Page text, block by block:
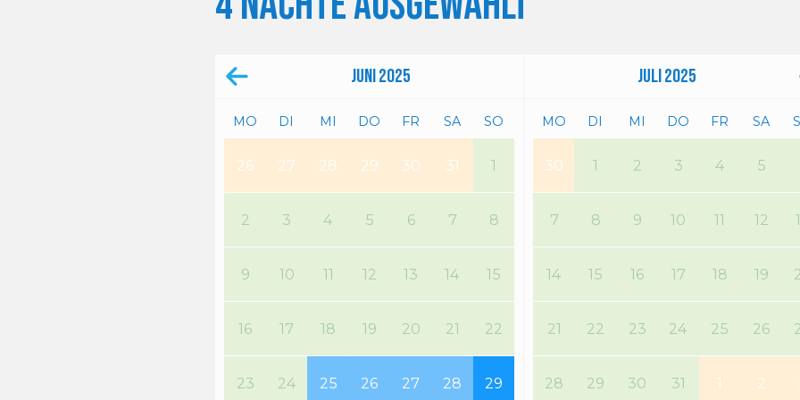
Juni2025
MO DI MI DO FR SA SO
26 27 28 29 30 31 1
2 3 4 5 6 7 8
9 10 11 12 13 14 15
16 17 18 19 20 21 22
23 24 25 26 27 28 29
Juli2025
MO DI MI DO FR SA
30 1 2 3 4 5
7 8 9 10 11 12
14 15 16 17 18 19
21 22 23 24 25 26
28 29 30 31 1 2